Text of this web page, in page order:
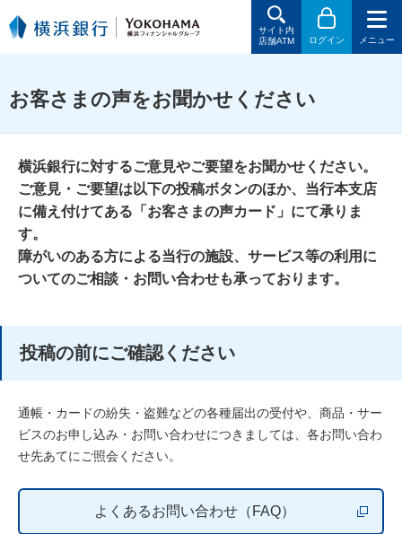
サイト内
店舗ATM
ログイン メニュー
お客さまの声をお聞かせください
横浜銀行に対するご意見やご要望をお聞かせください。
ご意見・ご要望は以下の投稿ボタンのほか、当行本支店
に備え付けてある「お客さまの声カード」にて承りま
す。
障がいのある方による当行の施設、サービス等の利用に
ついてのご相談・お問い合わせも承っております。
投稿の前にご確認ください
通帳・カードの紛失・盗難などの各種届出の受付や、商品・サー
ビスのお申し込み・お問い合わせにつきましては、各お問い合わ
せ先あてにご照会ください。
よくあるお問い合わせ（FAQ） 新しいウ